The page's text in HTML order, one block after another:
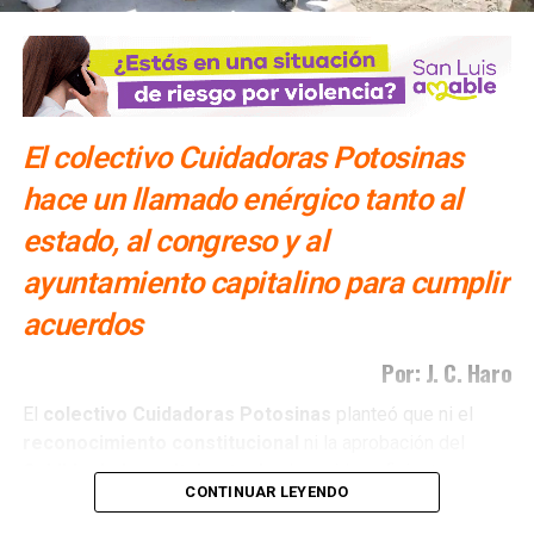
El colectivo Cuidadoras Potosinas
hace un llamado enérgico tanto al
estado, al congreso y al
ayuntamiento capitalino para cumplir
acuerdos
Por: J. C. Haro
El colectivo Cuidadoras Potosinas planteó que ni el
de la capital potosinahan sido suficientes para
que estos avances se traduzcan enpolíticas públicas
CONTINUAR LEYENDO